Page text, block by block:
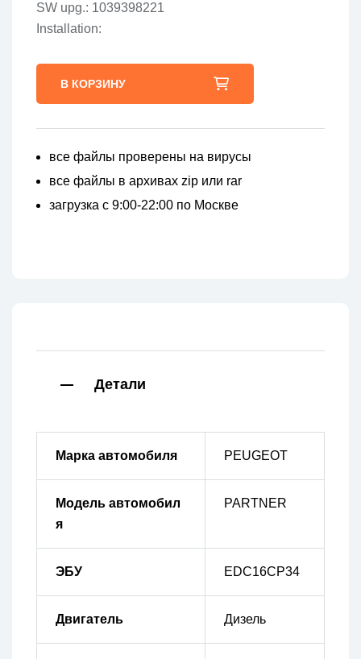
SW upg.: 1039398221
Installation:
В КОРЗИНУ
все файлы проверены на вирусы
все файлы в архивах zip или rar
загрузка с 9:00-22:00 по Москве
Детали
Марка автомобиля PEUGEOT
Модель автомобил
я
PARTNER
ЭБУ EDC16CP34
Двигатель Дизель